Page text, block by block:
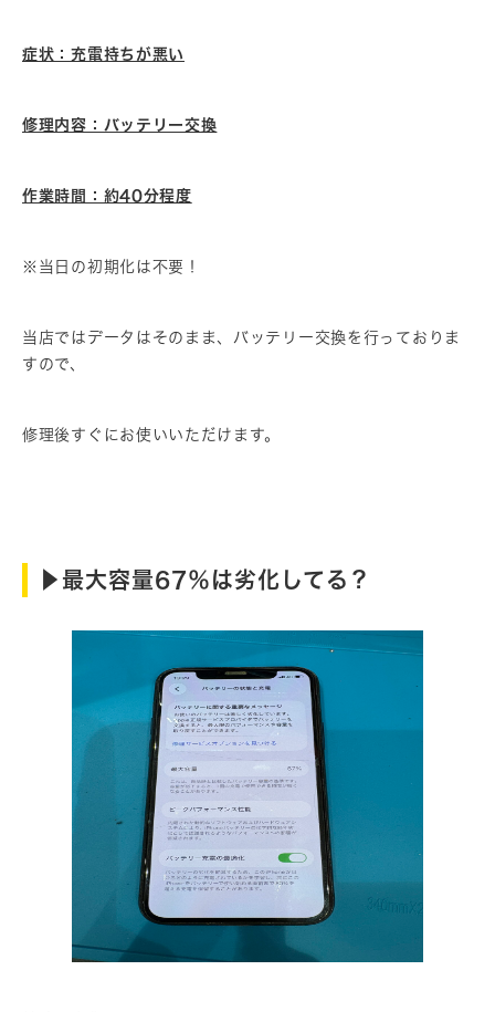
症状：充電持ちが悪い
修理内容：バッテリー交換
作業時間：約40分程度
※当日の初期化は不要！
当店ではデータはそのまま、バッテリー交換を行っておりま
すので、
修理後すぐにお使いいただけます。
▶︎最大容量67％は劣化してる？